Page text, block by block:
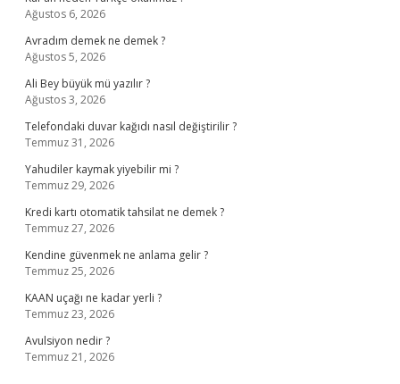
Ağustos 6, 2026
Avradım demek ne demek ?
Ağustos 5, 2026
Ali Bey büyük mü yazılır ?
Ağustos 3, 2026
Telefondaki duvar kağıdı nasıl değiştirilir ?
Temmuz 31, 2026
Yahudiler kaymak yiyebilir mi ?
Temmuz 29, 2026
Kredi kartı otomatik tahsilat ne demek ?
Temmuz 27, 2026
Kendine güvenmek ne anlama gelir ?
Temmuz 25, 2026
KAAN uçağı ne kadar yerli ?
Temmuz 23, 2026
Avulsiyon nedir ?
Temmuz 21, 2026